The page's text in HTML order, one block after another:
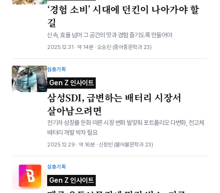
‘경험 소비’ 시대에 던킨이 나아가야 할
길
신속, 효율 넘어 그 공간의 맛과 경험 즐기도록 만들어야
2025.12.31 · 약 14분 · 오승린 (중어중문학과 23)
심층기획
Gen Z 인사이트
삼성SDI, 급변하는 배터리 시장서
살아남으려면
전기차 성장률 둔화 따른 시장 변화 발맞춰 포트폴리오 다변화, 전고체
배터리 개발 박차 필요
2025.12.29 · 약 16분 · 신정빈 (불어불문학과 23)
심층기획
Gen Z 인사이트